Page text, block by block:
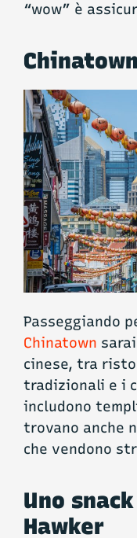
“wow” è
Chinatown
Passeggiando
Chinatown
cinese, tra
tradizionali e i
includono
trovano anche
che vendono
Uno
Hawker